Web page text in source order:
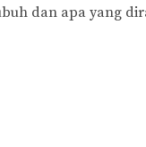
dan apa yang